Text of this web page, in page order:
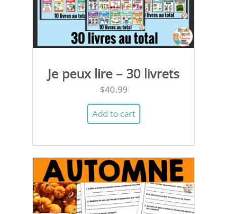
Je peux lire – 30 livrets
$40.99
Add to cart